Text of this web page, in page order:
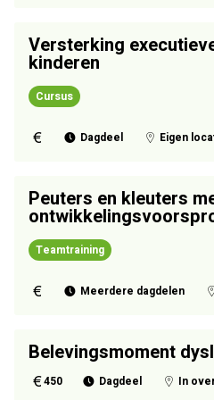
Versterking
kinderen
Cursus
Dagdeel Eigen
Peuters en kleuters
Teamtraining
Meerdere dagdelen
Belevingsmoment
450 Dagdeel In